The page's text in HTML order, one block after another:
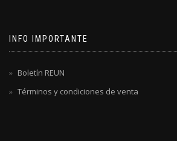
INFO IMPORTANTE
Boletín REUN
Términos y condiciones de venta